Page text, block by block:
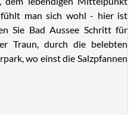
man sich wohl - hier ist
Sie Bad Aussee Schritt für
Traun, durch die belebten
wo einst die Salzpfannen